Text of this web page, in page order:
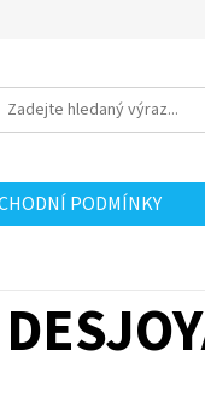
PODMÍNKY